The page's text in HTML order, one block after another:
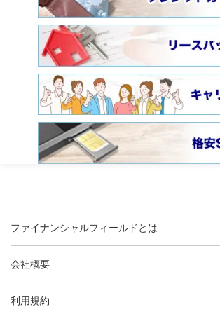
ファイナンシャルフィールドとは
会社概要
利用規約